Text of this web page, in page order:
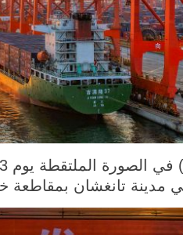
في مدينة تانغشان